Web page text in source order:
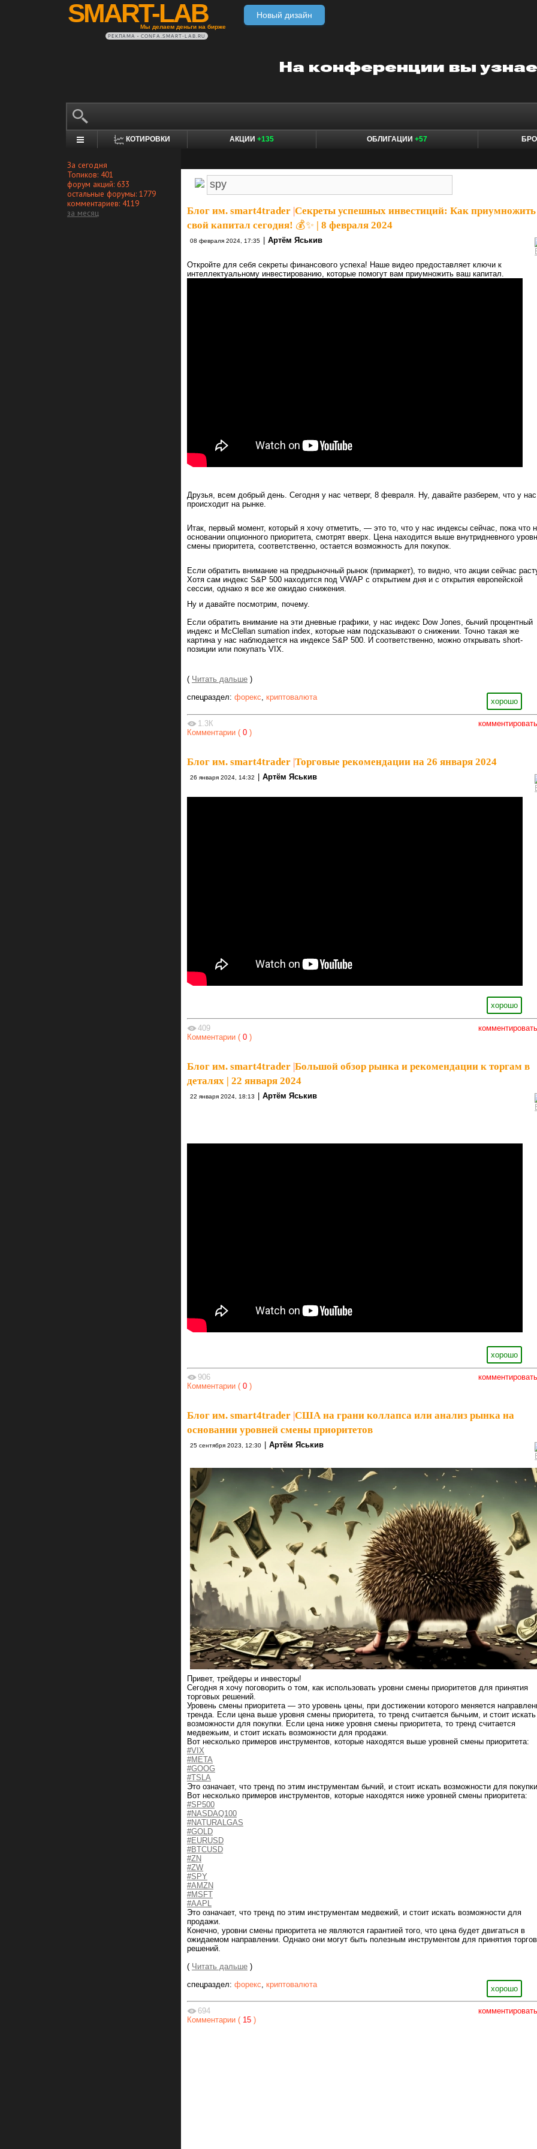
SMART-LAB
Мы делаем деньги на бирже
Новый дизайн
РЕКЛАМА • CONFA.SMART-LAB.RU
КОТИРОВКИ АКЦИИ +135 ОБЛИГАЦИИ +57
За сегодня
Топиков: 401
форум акций: 633
остальные форумы: 1779
комментариев: 4119
за месяц
Блог им. smart4trader Секреты успешных инвестиций: Как приумножить
свой капитал сегодня! 💰✨ | 8 февраля 2024
08 февраля 2024, 17:35 Артём Яськив
Откройте для себя секреты финансового успеха! Наше видео предоставляет ключи к
интеллектуальному инвестированию, которые помогут вам приумножить ваш капитал.
Друзья, всем добрый день. Сегодня у нас четверг, 8 февраля. Ну, давайте разберем, что у нас
происходит на рынке.
Итак, первый момент, который я хочу отметить, — это то, что у нас индексы сейчас, пока что
основании опционного приоритета, смотрят вверх. Цена находится выше внутридневного
смены приоритета, соответственно, остается возможность для покупок.
Если обратить внимание на предрыночный рынок (примаркет), то видно, что акции сейчас
Хотя сам индекс S&P 500 находится под VWAP с открытием дня и с открытия европейской
сессии, однако я все же ожидаю снижения.
Ну и давайте посмотрим, почему.
Если обратить внимание на эти дневные графики, у нас индекс Dow Jones, бычий процентный
индекс и McClellan sumation index, которые нам подсказывают о снижении. Точно такая же
картина у нас наблюдается на индексе S&P 500. И соответственно, можно открывать short-
позиции или покупать VIX.
( Читать дальше )
хорошо
спецраздел: форекс криптовалюта
комментировать
1.3К
Комментарии ( 0 )
Блог им. smart4trader Торговые рекомендации на 26 января 2024
26 января 2024, 14:32 Артём Яськив
хорошо
комментировать
409
Комментарии ( 0 )
Блог им. smart4trader |Большой обзор рынка и рекомендации к торгам в
деталях | 22 января 2024
22 января 2024, 18:13 | Артём Яськив
хорошо
комментировать
906
Комментарии ( 0 )
Блог им. smart4trader США на грани коллапса или анализ рынка на
основании уровней смены приоритетов
25 сентября 2023, 12:30 Артём Яськив
Привет, трейдеры и инвесторы!
Сегодня я хочу поговорить о том, как использовать уровни смены приоритетов для принятия
торговых решений.
Уровень смены приоритета — это уровень цены, при достижении которого меняется
тренда. Если цена выше уровня смены приоритета, то тренд считается бычьим, и стоит искать
возможности для покупки. Если цена ниже уровня смены приоритета, то тренд считается
медвежьим, и стоит искать возможности для продажи.
Вот несколько примеров инструментов, которые находятся выше уровней смены приоритета:
#VIX
#META
#GOOG
#TSLA
Это означает, что тренд по этим инструментам бычий, и стоит искать возможности для
Вот несколько примеров инструментов, которые находятся ниже уровней смены приоритета:
#SP500
#NASDAQ100
#NATURALGAS
#GOLD
#EURUSD
#BTCUSD
#ZN
#ZW
#SPY
#AMZN
#MSFT
#AAPL
Это означает, что тренд по этим инструментам медвежий, и стоит искать возможности для
продажи.
Конечно, уровни смены приоритета не являются гарантией того, что цена будет двигаться в
ожидаемом направлении. Однако они могут быть полезным инструментом для принятия
решений.
( Читать дальше )
хорошо
спецраздел: форекс криптовалюта
комментировать
694
Комментарии ( 15 )